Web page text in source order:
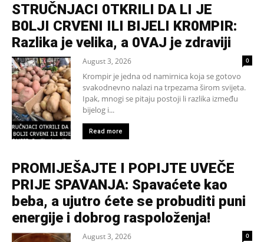
STRUČNJACI 0TKRILI DA LI JE
B0LJI CRVENI ILI BIJELI KR0MPIR:
Razlika je velika, a 0VAJ je zdraviji
August 3, 2026 0
Krompir je jedna od namirnica koja se gotovo
svakodnevno nalazi na trpezama širom svijeta.
Ipak, mnogi se pitaju postoji li razlika između
bijelog i...
Read more
PROMIJEŠAJTE I POPIJTE UVEČE
PRIJE SPAVANJA: Spavaćete kao
beba, a ujutro ćete se probuditi puni
energije i dobrog raspoloženja!
August 3, 2026 0